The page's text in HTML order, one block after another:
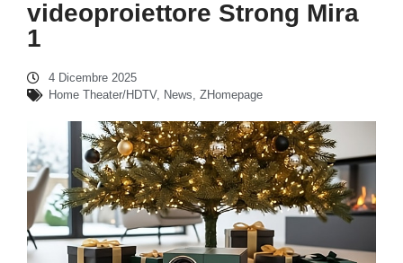
videoproiettore Strong Mira
1
4 Dicembre 2025
Home Theater/HDTV, News, ZHomepage